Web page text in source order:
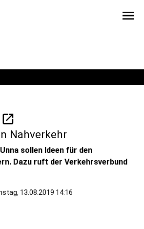
menu
open_in_new
Nahverkehr
sollen Ideen für den
Dazu ruft der Verkehrsverbund
13.08.2019 14:16